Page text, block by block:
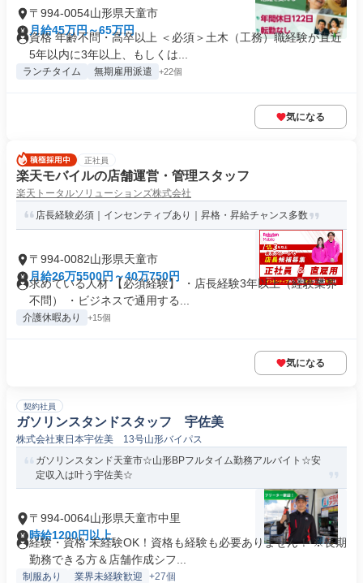
〒994-0054山形県天童市
月給45万円～65万円
資格 年齢不問・高卒以上 ＜必須＞土木（工務）職経験が直近
5年以内に3年以上、もしくは...
ランチタイム 無期雇用派遣 +22個
気になる
正社員
楽天モバイルの店舗運営・管理スタッフ
楽天トータルソリューションズ株式会社
店長経験必須｜インセンティブあり｜昇格・昇給チャンス多数
〒994-0082山形県天童市
月給26万5500円～40万750円
求めている人材 【必須経験】 ・店長経験3年以上（経験業界
不問） ・ビジネスで通用する...
介護休暇あり +15個
気になる
契約社員
ガソリンスタンドスタッフ 宇佐美
株式会社東日本宇佐美 13号山形バイパス
ガソリンスタンド天童市☆山形BPフルタイム勤務アルバイト☆安
定収入は叶う宇佐美☆
〒994-0064山形県天童市中里
時給1200円以上
経験・資格 未経験OK！資格も経験も必要ありません！ ※長期
勤務できる方＆店舗作成シフ...
制服あり 業界未経験歓迎 +27個